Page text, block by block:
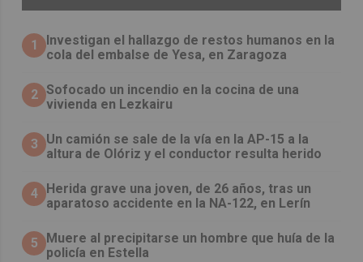
1
Investigan el hallazgo de restos humanos en la
cola del embalse de Yesa, en Zaragoza
2 Sofocado un incendio en la cocina de una
vivienda en Lezkairu
3
Un camión se sale de la vía en la AP-15 a la
altura de Olóriz y el conductor resulta herido
4
Herida grave una joven, de 26 años, tras un
aparatoso accidente en la NA-122, en Lerín
5
Muere al precipitarse un hombre que huía de la
policía en Estella